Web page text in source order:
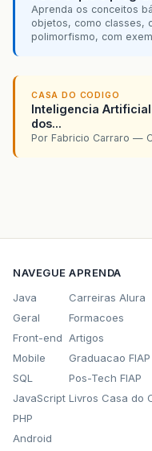
Aprenda os conceitos
objetos, como classes,
polimorfismo, com
CASA DO CODIGO
Inteligencia Artificial
dos...
Por Fabricio Carraro —
NAVEGUE
Java
Geral
Front-end
Mobile
SQL
JavaScript
PHP
Android
APRENDA
Carreiras Alura
Formacoes
Artigos
Graduacao FIAP
Pos-Tech FIAP
Livros Casa do